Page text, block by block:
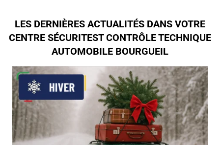
LES DERNIÈRES ACTUALITÉS DANS VOTRE
CENTRE SÉCURITEST CONTRÔLE TECHNIQUE
AUTOMOBILE BOURGUEIL